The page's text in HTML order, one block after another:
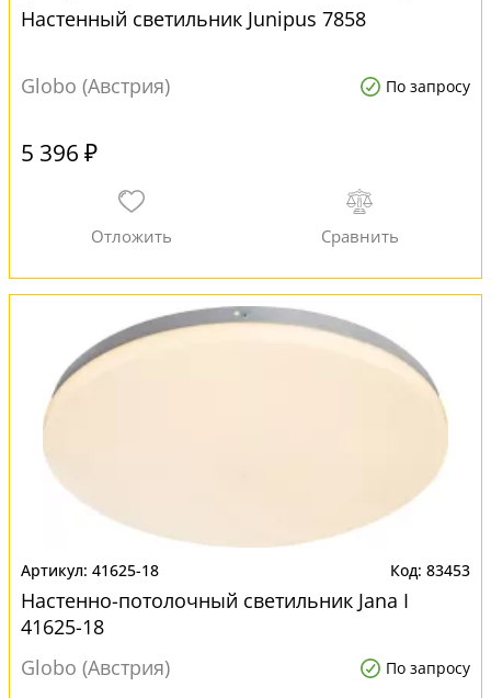
Настенный светильник Junipus 7858
Globo (Австрия) По запросу
5 396 ₽
41625-18 83453
Настенно-потолочный светильник Jana I
41625-18
Globo (Австрия)
По запросу